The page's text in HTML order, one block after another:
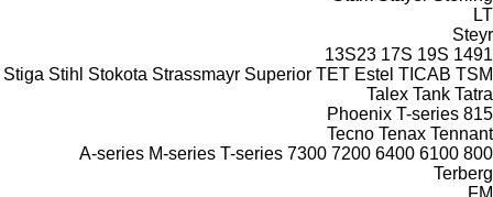
LT
Steyr
13S23 17S 19S 1491
Stiga Stihl Stokota Strassmayr Superior TET Estel TICAB TSM
Talex Tank Tatra
815
Phoenix T-series
Tecno Tenax Tennant
800
6100
6400
7200
7300
A-series M-series T-series
Terberg
FM